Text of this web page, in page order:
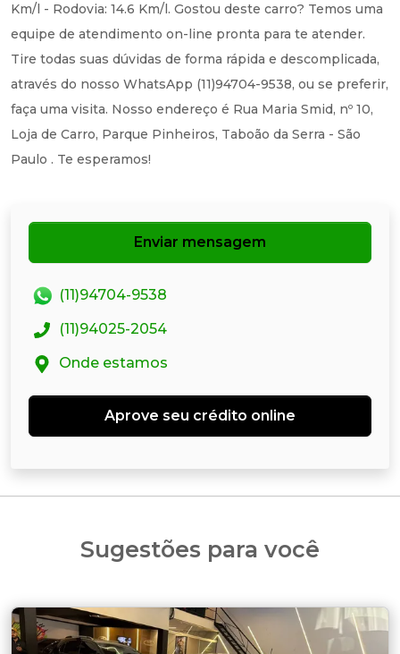
Km/l - Rodovia: 14.6 Km/l. Gostou deste carro? Temos uma
equipe de atendimento on-line pronta para te atender.
Tire todas suas dúvidas de forma rápida e descomplicada,
através do nosso WhatsApp (11)94704-9538, ou se preferir,
faça uma visita. Nosso endereço é Rua Maria Smid, nº 10,
Loja de Carro, Parque Pinheiros, Taboão da Serra - São
Paulo . Te esperamos!
Enviar mensagem
(11)94704-9538
(11)94025-2054
Onde estamos
Aprove seu crédito online
Sugestões para você